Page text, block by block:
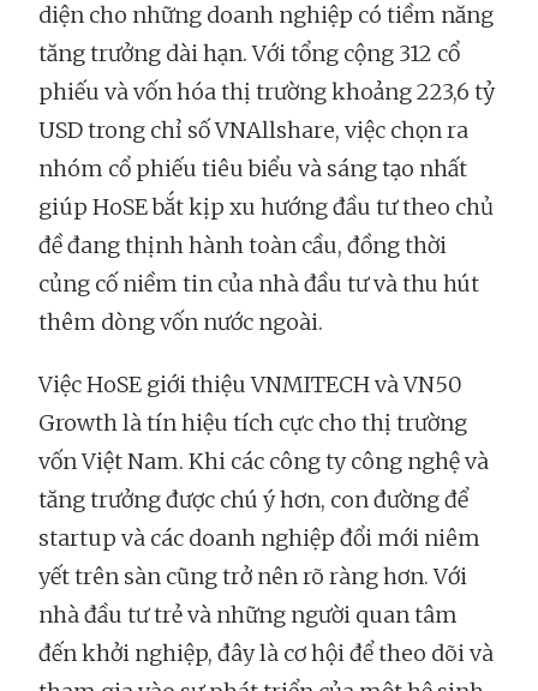
diện cho những doanh nghiệp có tiềm năng
tăng trưởng dài hạn. Với tổng cộng 312 cổ
phiếu và vốn hóa thị trường khoảng 223,6 tỷ
USD trong chỉ số VNAllshare, việc chọn ra
nhóm cổ phiếu tiêu biểu và sáng tạo nhất
giúp HoSE bắt kịp xu hướng đầu tư theo chủ
đề đang thịnh hành toàn cầu, đồng thời
củng cố niềm tin của nhà đầu tư và thu hút
thêm dòng vốn nước ngoài.
Việc HoSE giới thiệu VNMITECH và VN50
Growth là tín hiệu tích cực cho thị trường
vốn Việt Nam. Khi các công ty công nghệ và
tăng trưởng được chú ý hơn, con đường để
startup và các doanh nghiệp đổi mới niêm
yết trên sàn cũng trở nên rõ ràng hơn. Với
nhà đầu tư trẻ và những người quan tâm
đến khởi nghiệp, đây là cơ hội để theo dõi và